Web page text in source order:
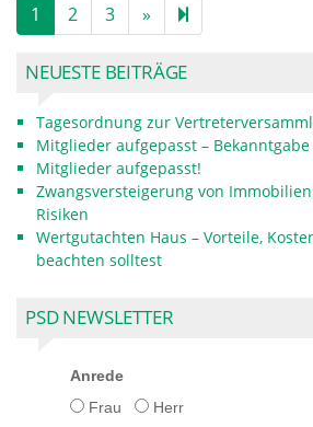
1 2 3 » Next
page
5
NEUESTE BEITRÄGE
Tagesordnung zur
Mitglieder aufgepasst –
Mitglieder aufgepasst!
Zwangsversteigerung von
Risiken
Wertgutachten Haus – Vorteile,
beachten solltest
PSD NEWSLETTER
Anrede
Frau
Herr